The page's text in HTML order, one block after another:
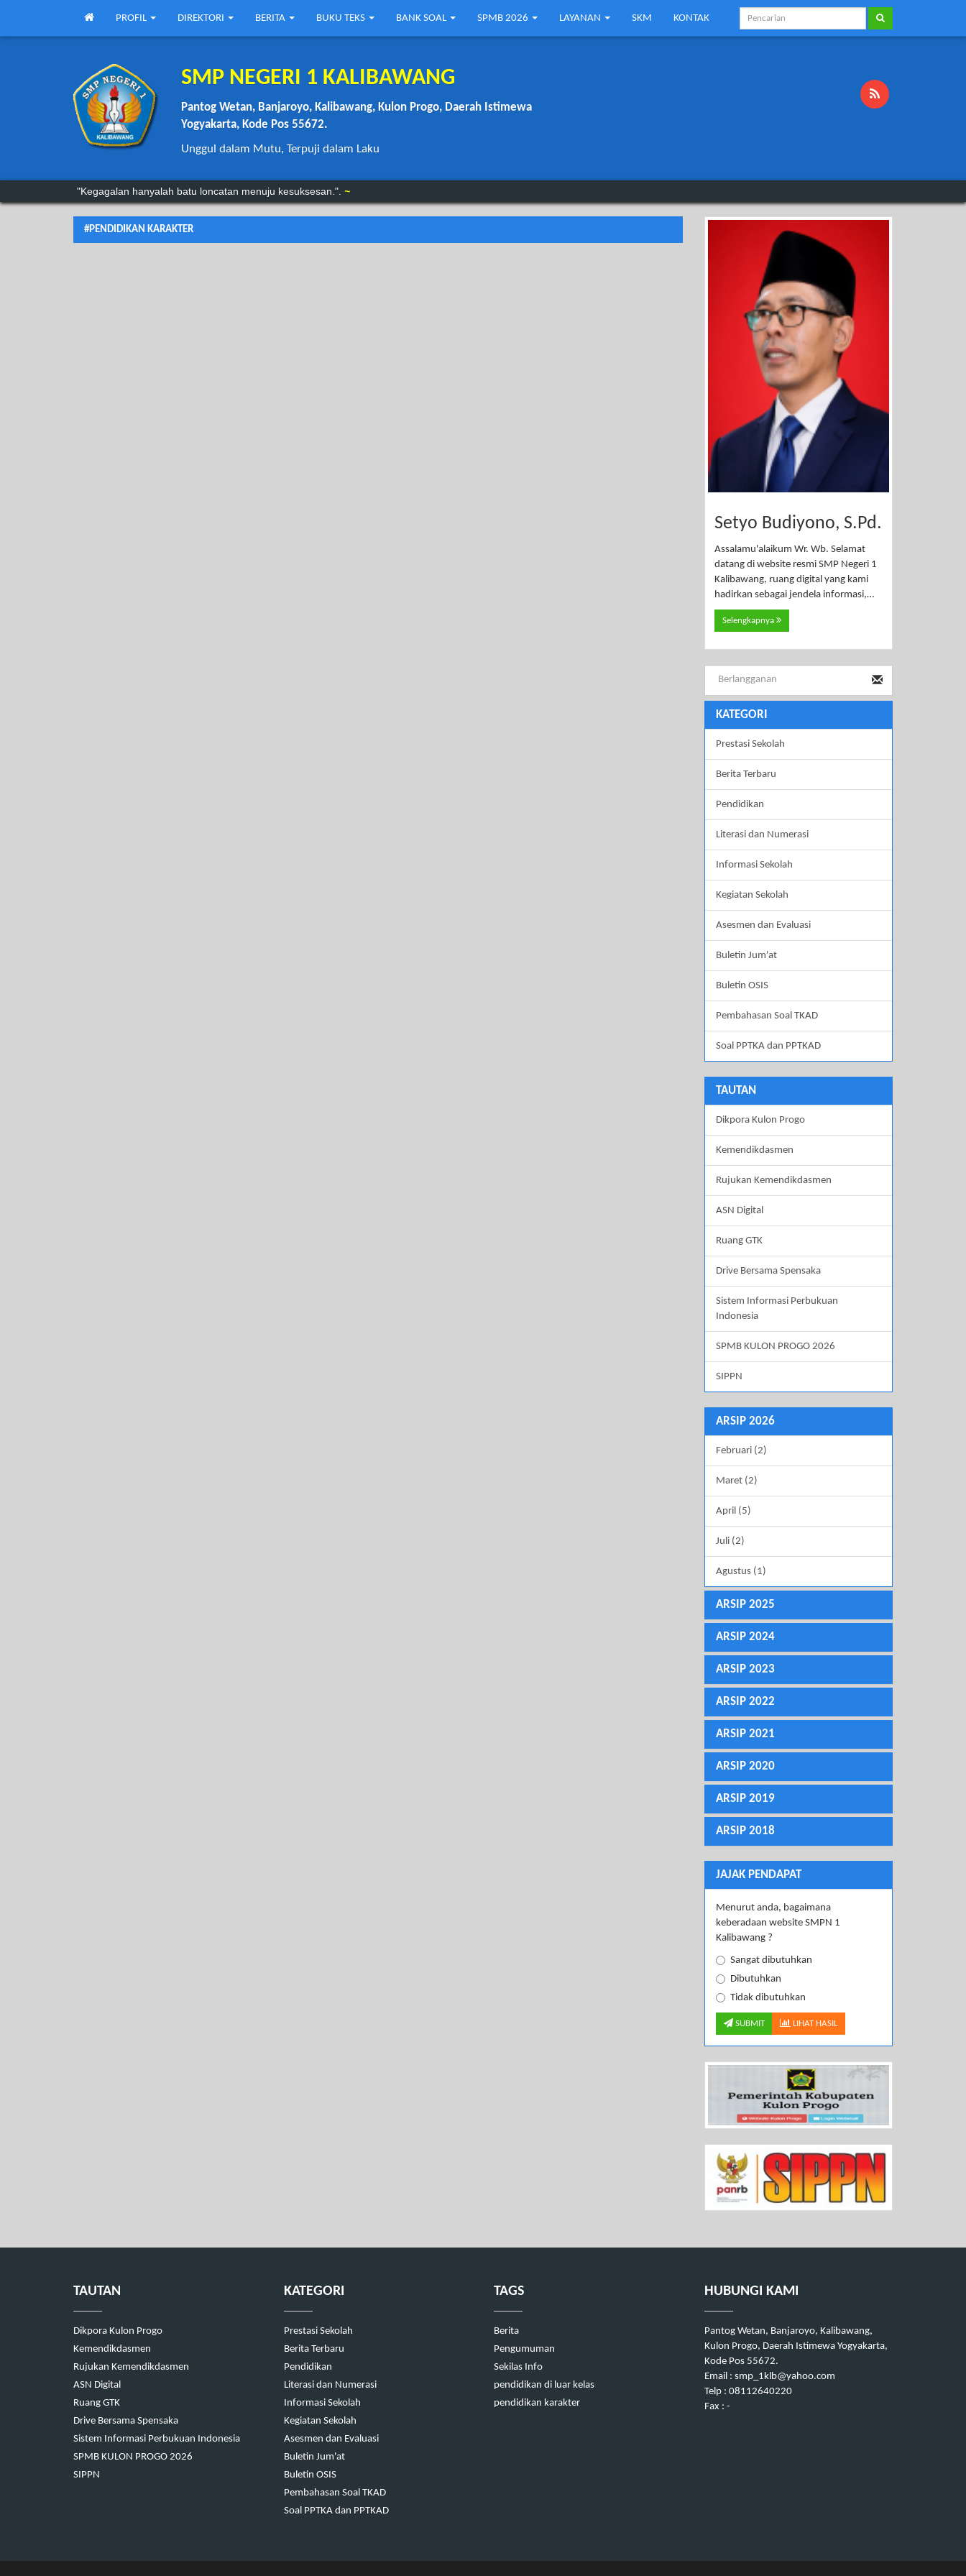
PROFIL DIREKTORI BERITA BUKU TEKS BANK SOAL SPMB 2026 LAYANAN SKM KONTAK
SMP NEGERI 1 KALIBAWANG
Pantog Wetan, Banjaroyo, Kalibawang, Kulon Progo, Daerah Istimewa
Yogyakarta, Kode Pos 55672.
Unggul dalam Mutu, Terpuji dalam Laku
"Kegagalan hanyalah batu loncatan menuju kesuksesan.". ~
“Anda mungkin bisa menunda, tapi waktu tidak akan menunggu.”.Benjamin Franklin
#PENDIDIKAN KARAKTER
Setyo Budiyono, S.Pd.
Assalamu'alaikum Wr. Wb. Selamat
datang di website resmi SMP Negeri 1
Kalibawang, ruang digital yang kami
hadirkan sebagai jendela informasi,…
Selengkapnya
KATEGORI
Prestasi Sekolah
Berita Terbaru
Pendidikan
Literasi dan Numerasi
Informasi Sekolah
Kegiatan Sekolah
Asesmen dan Evaluasi
Buletin Jum'at
Buletin OSIS
Pembahasan Soal TKAD
Soal PPTKA dan PPTKAD
TAUTAN
Dikpora Kulon Progo
Kemendikdasmen
Rujukan Kemendikdasmen
ASN Digital
Ruang GTK
Drive Bersama Spensaka
Sistem Informasi Perbukuan
Indonesia
SPMB KULON PROGO 2026
SIPPN
ARSIP 2026
Februari (2)
Maret (2)
April (5)
Juli (2)
Agustus (1)
ARSIP 2025
ARSIP 2024
ARSIP 2023
ARSIP 2022
ARSIP 2021
ARSIP 2020
ARSIP 2019
ARSIP 2018
JAJAK PENDAPAT
Menurut anda, bagaimana
keberadaan website SMPN 1
Kalibawang ?
Sangat dibutuhkan
Dibutuhkan
Tidak dibutuhkan
SUBMIT LIHAT HASIL
TAUTAN
Dikpora Kulon Progo
Kemendikdasmen
Rujukan Kemendikdasmen
ASN Digital
Ruang GTK
Drive Bersama Spensaka
Sistem Informasi Perbukuan Indonesia
SPMB KULON PROGO 2026
SIPPN
KATEGORI
Prestasi Sekolah
Berita Terbaru
Pendidikan
Literasi dan Numerasi
Informasi Sekolah
Kegiatan Sekolah
Asesmen dan Evaluasi
Buletin Jum'at
Buletin OSIS
Pembahasan Soal TKAD
Soal PPTKA dan PPTKAD
TAGS
Berita
Pengumuman
Sekilas Info
pendidikan di luar kelas
pendidikan karakter
HUBUNGI KAMI
Pantog Wetan, Banjaroyo, Kalibawang,
Kulon Progo, Daerah Istimewa Yogyakarta,
Kode Pos 55672.
Email : smp_1klb@yahoo.com
Telp : 08112640220
Fax : -